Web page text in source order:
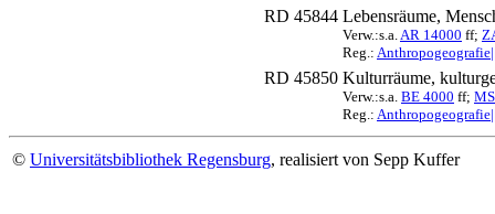
RD 45844 Lebensräume,
Verw.:s.a.AR 14000 ff;
Reg.:
RD 45850 Kulturräume,
Verw.:s.a. BE 4000 ff;
Reg.:
© Universitätsbibliothek Regensburg, realisiert von Sepp Kuffer